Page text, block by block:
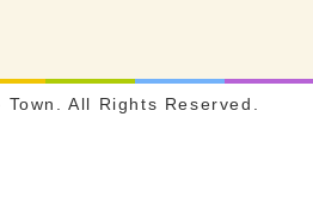
All Rights Reserved.